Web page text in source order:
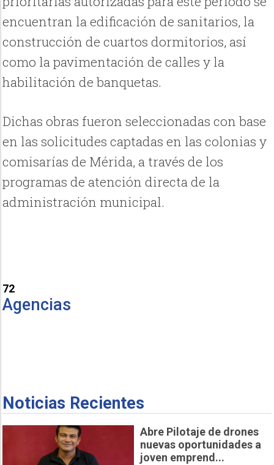
encuentran la edificación de sanitarios, la
construcción de cuartos dormitorios, así
como la pavimentación de calles y la
habilitación de banquetas.
Dichas obras fueron seleccionadas con base
en las solicitudes captadas en las colonias y
comisarías de Mérida, a través de los
programas de atención directa de la
administración municipal.
72
Agencias
Noticias Recientes
Abre Pilotaje de drones
nuevas oportunidades a
joven emprend...